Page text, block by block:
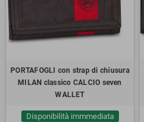
PORTAFOGLI con strap di chiusura
MILAN classico CALCIO seven
WALLET
Disponibilità immmediata